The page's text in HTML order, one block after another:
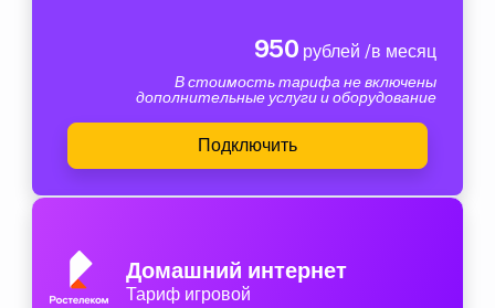
950 рублей /в месяц
В стоимость тарифа не включены
дополнительные услуги и оборудование
Подключить
Домашний интернет
Тариф игровой